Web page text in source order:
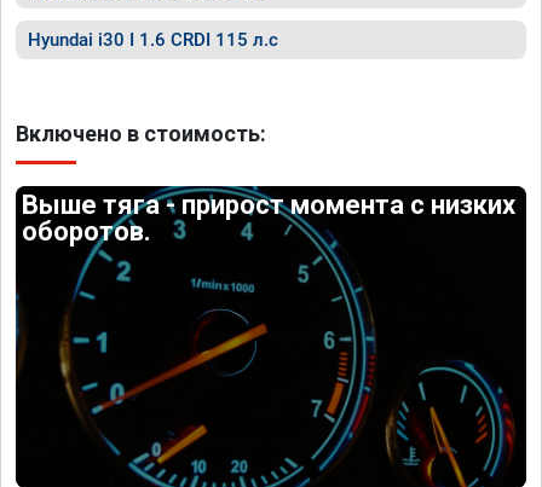
Hyundai i30 I 1.6 CRDI 115 л.с
Включено в стоимость:
Выше тяга - прирост момента с низких
оборотов.